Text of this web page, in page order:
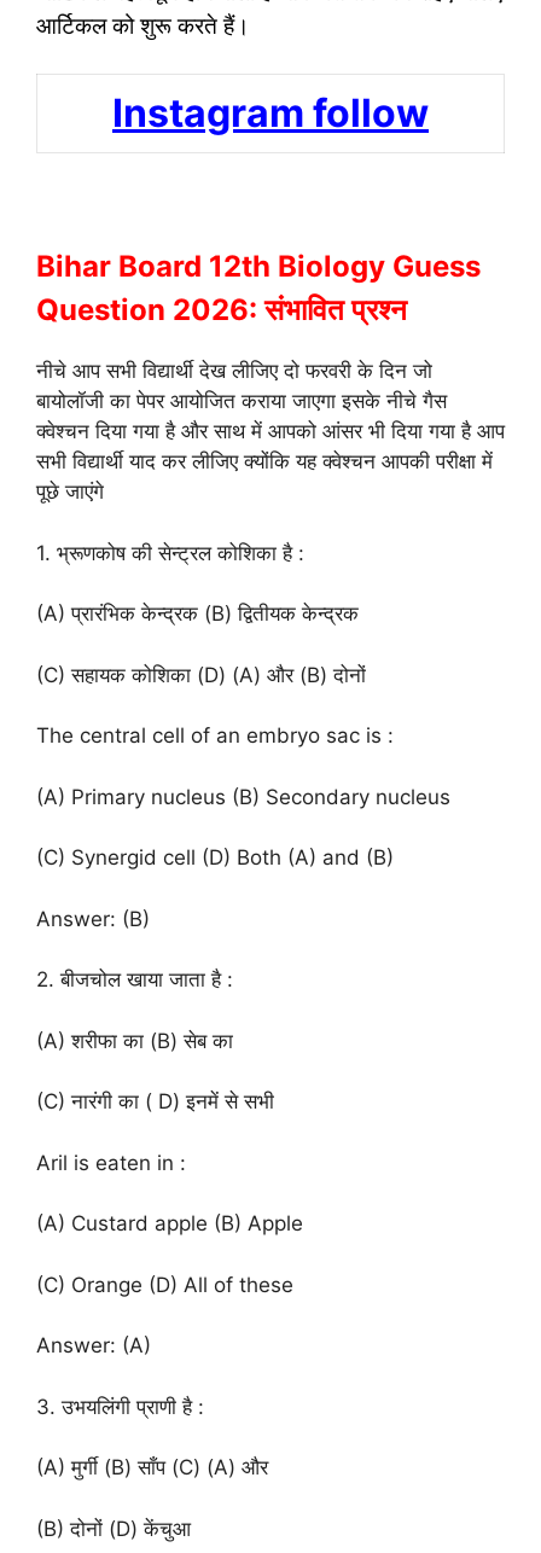
आर्टिकल को शुरू करते हैं।
Instagram follow
Bihar Board 12th Biology Guess
Question 2026: संभावित प्रश्न
नीचे आप सभी विद्यार्थी देख लीजिए दो फरवरी के दिन जो
बायोलॉजी का पेपर आयोजित कराया जाएगा इसके नीचे गैस
क्वेश्चन दिया गया है और साथ में आपको आंसर भी दिया गया है आप
सभी विद्यार्थी याद कर लीजिए क्योंकि यह क्वेश्चन आपकी परीक्षा में
पूछे जाएंगे
1. भ्रूणकोष की सेन्ट्रल कोशिका है :
(A) प्रारंभिक केन्द्रक (B) द्वितीयक केन्द्रक
(C) सहायक कोशिका (D) (A) और (B) दोनों
The central cell of an embryo sac is :
(A) Primary nucleus (B) Secondary nucleus
(C) Synergid cell (D) Both (A) and (B)
Answer: (B)
2. बीजचोल खाया जाता है :
(A) शरीफा का (B) सेब का
(C) नारंगी का ( D) इनमें से सभी
Aril is eaten in :
(A) Custard apple (B) Apple
(C) Orange (D) All of these
Answer: (A)
3. उभयलिंगी प्राणी है :
(A) मुर्गी (B) साँप (C) (A) और
(B) दोनों (D) केंचुआ